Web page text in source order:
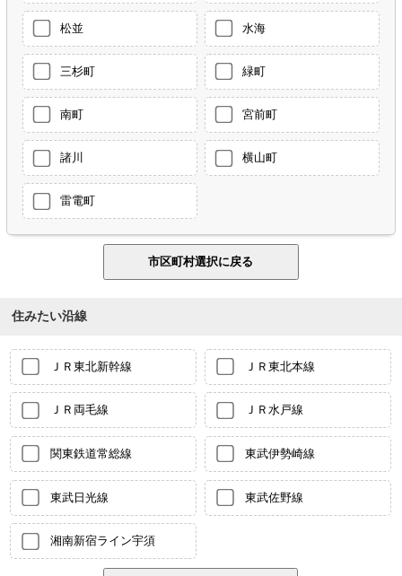
松並 水海
三杉町 緑町
南町 宮前町
諸川 横山町
雷電町
住みたい沿線
ＪＲ東北新幹線 ＪＲ東北本線
ＪＲ両毛線 ＪＲ水戸線
関東鉄道常総線 東武伊勢崎線
東武日光線 東武佐野線
湘南新宿ライン宇須